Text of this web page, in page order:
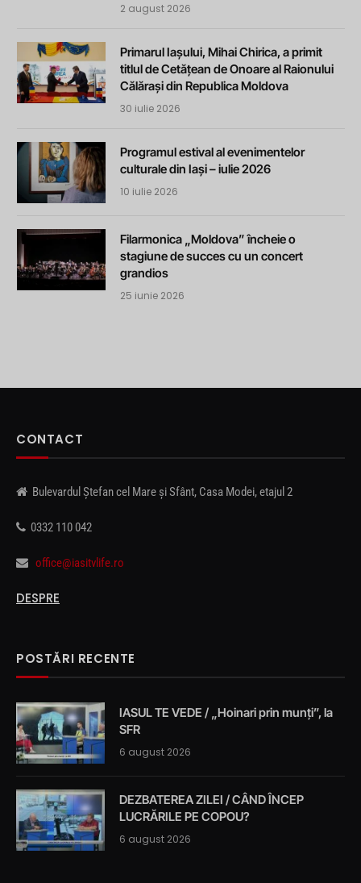
2 august 2026
Primarul Iașului, Mihai Chirica, a primit
titlul de Cetățean de Onoare al Raionului
Călărași din Republica Moldova
30 iulie 2026
Programul estival al evenimentelor
culturale din Iași – iulie 2026
10 iulie 2026
Filarmonica „Moldova” încheie o
stagiune de succes cu un concert
grandios
25 iunie 2026
CONTACT
Bulevardul Ștefan cel Mare și Sfânt, Casa Modei, etajul 2
0332 110 042
office@iasitvlife.ro
DESPRE
POSTĂRI RECENTE
IASUL TE VEDE / „Hoinari prin munți”, la
SFR
6 august 2026
DEZBATEREA ZILEI / CÂND ÎNCEP
LUCRĂRILE PE COPOU?
6 august 2026